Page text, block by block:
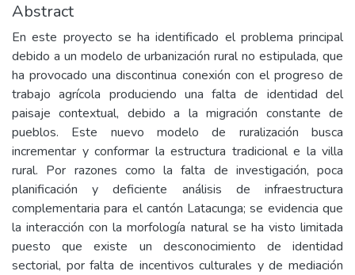
Abstract
En este proyecto se ha identificado el problema principal
debido a un modelo de urbanización rural no estipulada, que
ha provocado una discontinua conexión con el progreso de
trabajo agrícola produciendo una falta de identidad del
paisaje contextual, debido a la migración constante de
pueblos. Este nuevo modelo de ruralización busca
incrementar y conformar la estructura tradicional e la villa
rural. Por razones como la falta de investigación, poca
planificación y deficiente análisis de infraestructura
complementaria para el cantón Latacunga; se evidencia que
la interacción con la morfología natural se ha visto limitada
puesto que existe un desconocimiento de identidad
sectorial, por falta de incentivos culturales y de mediación